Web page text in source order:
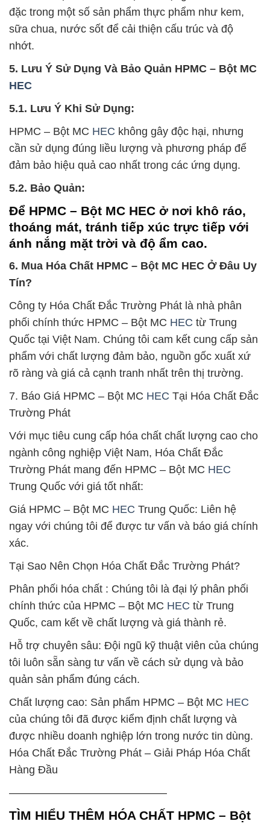
đặc trong một số sản phẩm thực phẩm như kem,
sữa chua, nước sốt để cải thiện cấu trúc và độ
nhớt.
5. Lưu Ý Sử Dụng Và Bảo Quản HPMC – Bột MC
HEC
5.1. Lưu Ý Khi Sử Dụng:
HPMC – Bột MC HEC không gây độc hại, nhưng
cần sử dụng đúng liều lượng và phương pháp để
đảm bảo hiệu quả cao nhất trong các ứng dụng.
5.2. Bảo Quản:
Để HPMC – Bột MC HEC ở nơi khô ráo,
thoáng mát, tránh tiếp xúc trực tiếp với
ánh nắng mặt trời và độ ẩm cao.
6. Mua Hóa Chất HPMC – Bột MC HEC Ở Đâu Uy
Tín?
Công ty Hóa Chất Đắc Trường Phát là nhà phân
phối chính thức HPMC – Bột MC HEC từ Trung
Quốc tại Việt Nam. Chúng tôi cam kết cung cấp sản
phẩm với chất lượng đảm bảo, nguồn gốc xuất xứ
rõ ràng và giá cả cạnh tranh nhất trên thị trường.
7. Báo Giá HPMC – Bột MC HEC Tại Hóa Chất Đắc
Trường Phát
Với mục tiêu cung cấp hóa chất chất lượng cao cho
ngành công nghiệp Việt Nam, Hóa Chất Đắc
Trường Phát mang đến HPMC – Bột MC HEC
Trung Quốc với giá tốt nhất:
Giá HPMC – Bột MC HEC Trung Quốc: Liên hệ
ngay với chúng tôi để được tư vấn và báo giá chính
xác.
Tại Sao Nên Chọn Hóa Chất Đắc Trường Phát?
Phân phối hóa chất : Chúng tôi là đại lý phân phối
chính thức của HPMC – Bột MC HEC từ Trung
Quốc, cam kết về chất lượng và giá thành rẻ.
Hỗ trợ chuyên sâu: Đội ngũ kỹ thuật viên của chúng
tôi luôn sẵn sàng tư vấn về cách sử dụng và bảo
quản sản phẩm đúng cách.
Chất lượng cao: Sản phẩm HPMC – Bột MC HEC
của chúng tôi đã được kiểm định chất lượng và
được nhiều doanh nghiệp lớn trong nước tin dùng.
Hóa Chất Đắc Trường Phát – Giải Pháp Hóa Chất
Hàng Đầu
——————————————–
TÌM HIỂU THÊM HÓA CHẤT HPMC – Bột